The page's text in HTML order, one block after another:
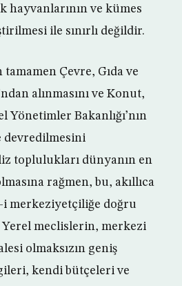
hayvanlarının ve kümes
ile sınırlı değildir.
Çevre, Gıda ve
alınmasını ve Konut,
Bakanlığı’nın
devredilmesini
toplulukları dünyanın en
rağmen, bu, akıllıca
i merkeziyetçiliğe doğru
Yerel meclislerin, merkezi
olmaksızın geniş
kendi bütçeleri ve